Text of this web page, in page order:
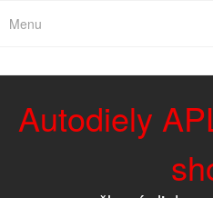
Menu
Autodiely